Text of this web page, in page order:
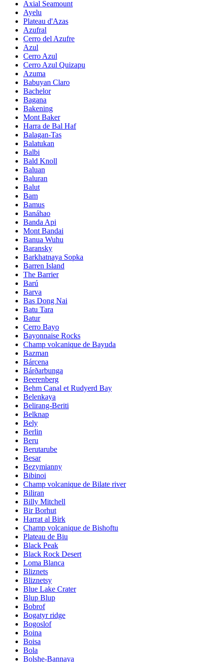
Axial Seamount
Ayelu
Plateau d'Azas
Azufral
Cerro del Azufre
Azul
Cerro Azul
Cerro Azul Quizapu
Azuma
Babuyan Claro
Bachelor
Bagana
Bakening
Mont Baker
Harra de Bal Haf
Balagan-Tas
Balatukan
Balbi
Bald Knoll
Baluan
Baluran
Balut
Bam
Bamus
Banáhao
Banda Api
Mont Bandai
Banua Wuhu
Baransky
Barkhatnaya Sopka
Barren Island
The Barrier
Barú
Barva
Bas Dong Nai
Batu Tara
Batur
Cerro Bayo
Bayonnaise Rocks
Champ volcanique de Bayuda
Bazman
Bárcena
Bárðarbunga
Beerenberg
Behm Canal et Rudyerd Bay
Belenkaya
Belirang-Beriti
Belknap
Bely
Berlin
Beru
Berutarube
Besar
Bezymianny
Bibinoi
Champ volcanique de Bilate river
Biliran
Billy Mitchell
Bir Borhut
Harrat al Birk
Champ volcanique de Bishoftu
Plateau de Biu
Black Peak
Black Rock Desert
Loma Blanca
Bliznets
Bliznetsy
Blue Lake Crater
Blup Blup
Bobrof
Bogatyr ridge
Bogoslof
Boina
Boisa
Bola
Bolshe-Bannaya